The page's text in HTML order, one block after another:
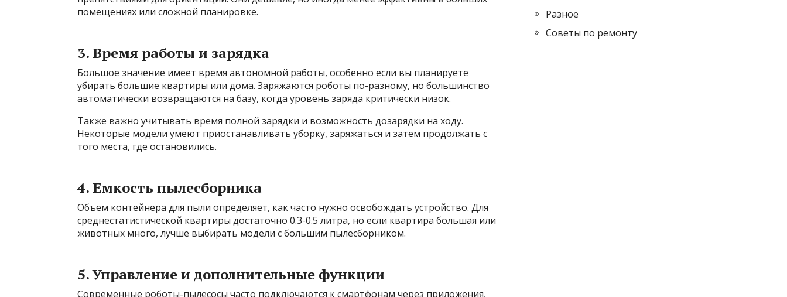
помещениях или сложной планировке.
3. Время работы и зарядка
Большое значение имеет время автономной работы, особенно если вы планируете
убирать большие квартиры или дома. Заряжаются роботы по-разному, но большинство
автоматически возвращаются на базу, когда уровень заряда критически низок.
Также важно учитывать время полной зарядки и возможность дозарядки на ходу.
Некоторые модели умеют приостанавливать уборку, заряжаться и затем продолжать с
того места, где остановились.
4. Емкость пылесборника
Объем контейнера для пыли определяет, как часто нужно освобождать устройство. Для
среднестатистической квартиры достаточно 0.3-0.5 литра, но если квартира большая или
животных много, лучше выбирать модели с большим пылесборником.
5. Управление и дополнительные функции
Современные роботы-пылесосы часто подключаются к смартфонам через приложения,
Разное
Советы по ремонту